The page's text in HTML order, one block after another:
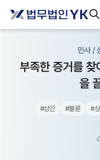
민사 /
부족한 증거를
을
#상간 #불륜 #